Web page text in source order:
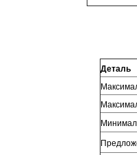
Деталь